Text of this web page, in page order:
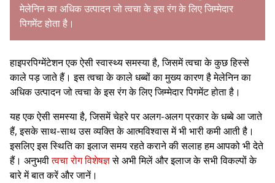
मेलेनिन का अधिक उत्पादन जो त्वचा के इस रंग के लिए जिम्मेदार
पिगमेंट होता है।
हाइपरपिग्मेंटेशन एक ऐसी स्वास्थ्य समस्या है, जिसमें त्वचा के कुछ हिस्से
काले पड़ जाते हैं। इस त्वचा के काले धब्बों का मुख्य कारण है मेलेनिन का
अधिक उत्पादन जो त्वचा के इस रंग के लिए जिम्मेदार पिगमेंट होता है।
यह एक ऐसी समस्या है, जिसमें चेहरे पर अलग-अलग प्रकार के धब्बे आ जाते
हैं, इसके साथ-साथ उस व्यक्ति के आत्मविश्वास में भी भारी कमी आती है।
इसलिए इस स्थिति का इलाज समय रहते कराने की सलाह हम आपको भी देते
हैं। अनुभवीत्वचा रोग विशेषज्ञसे अभी मिलें और इलाज के सभी विकल्पों के
बारे में बात करें और जानें।